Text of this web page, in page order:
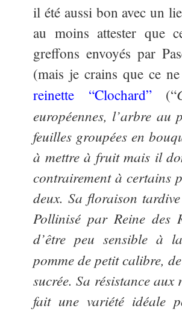
il été aussi bon avec un
au moins attester que
greffons envoyés par
(mais je crains que ce
reinette “Clochard” (“
européennes, l’arbre
feuilles groupées en
à mettre à fruit mais il
contrairement à certains
deux. Sa floraison
Pollinisé par Reine des
d’être peu sensible à la
pomme de petit calibre,
sucrée. Sa résistance
fait une variété idéale